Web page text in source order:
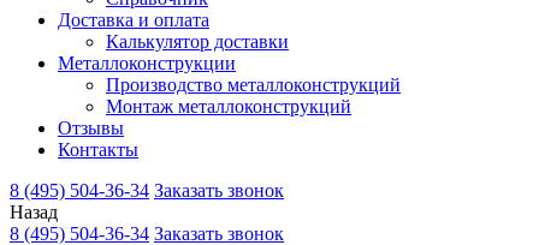
Доставка и оплата
Калькулятор доставки
Металлоконструкции
Производство металлоконструкций
Монтаж металлоконструкций
Отзывы
Контакты
8 (495) 504-36-34 Заказать звонок
Назад
8 (495) 504-36-34 Заказать звонок